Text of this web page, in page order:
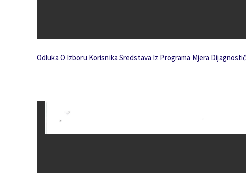
Odluka O Izboru Korisnika Sredstava Iz Programa Mjera